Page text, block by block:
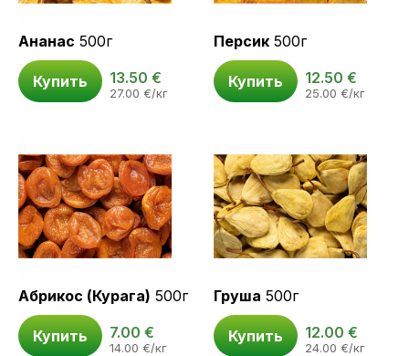
Ананас 500г
Купить 13.50 €
27.00 €/кг
Персик 500г
Купить 12.50 €
25.00 €/кг
Абрикос (Курага) 500г
Купить 7.00 €
14.00 €/кг
Груша 500г
Купить 12.00 €
24.00 €/кг